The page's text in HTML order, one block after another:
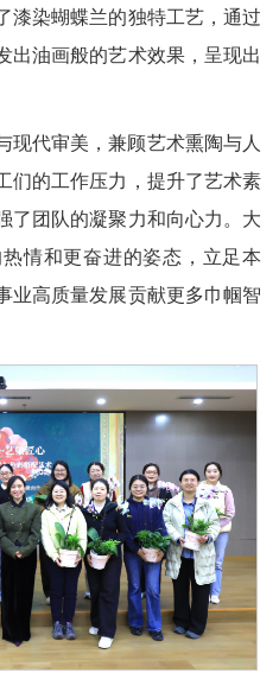
漆染蝴蝶兰的独特工艺，通过
出油画般的艺术效果，呈现出
现代审美，兼顾艺术熏陶与人
们的工作压力，提升了艺术素
了团队的凝聚力和向心力。大
情和更奋进的姿态，立足本
业高质量发展贡献更多巾帼智